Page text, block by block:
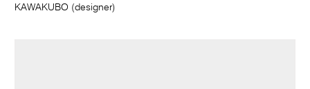
KAWAKUBO (designer)